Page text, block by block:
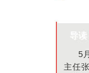
导读
5
主任